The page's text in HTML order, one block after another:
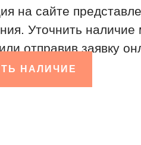
на сайте
Уточнить наличие
отправив заявку
НАЛИЧИЕ